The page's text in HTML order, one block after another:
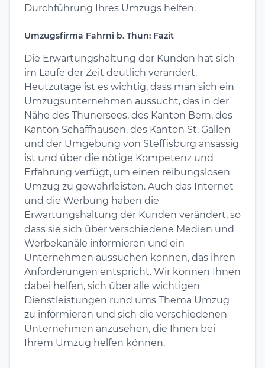
Durchführung Ihres Umzugs helfen.
Umzugsfirma Fahrni b. Thun: Fazit
Die Erwartungshaltung der Kunden hat sich
im Laufe der Zeit deutlich verändert.
Heutzutage ist es wichtig, dass man sich ein
Umzugsunternehmen aussucht, das in der
Nähe des Thunersees, des Kanton Bern, des
Kanton Schaffhausen, des Kanton St. Gallen
und der Umgebung von Steffisburg ansässig
ist und über die nötige Kompetenz und
Erfahrung verfügt, um einen reibungslosen
Umzug zu gewährleisten. Auch das Internet
und die Werbung haben die
Erwartungshaltung der Kunden verändert, so
dass sie sich über verschiedene Medien und
Werbekanäle informieren und ein
Unternehmen aussuchen können, das ihren
Anforderungen entspricht. Wir können Ihnen
dabei helfen, sich über alle wichtigen
Dienstleistungen rund ums Thema Umzug
zu informieren und sich die verschiedenen
Unternehmen anzusehen, die Ihnen bei
Ihrem Umzug helfen können.